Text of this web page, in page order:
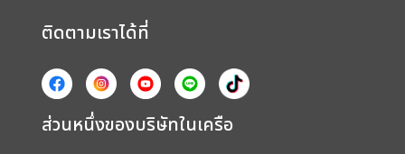
ติดตามเราได้ที่
ส่วนหนึ่งของบริษัทในเครือ